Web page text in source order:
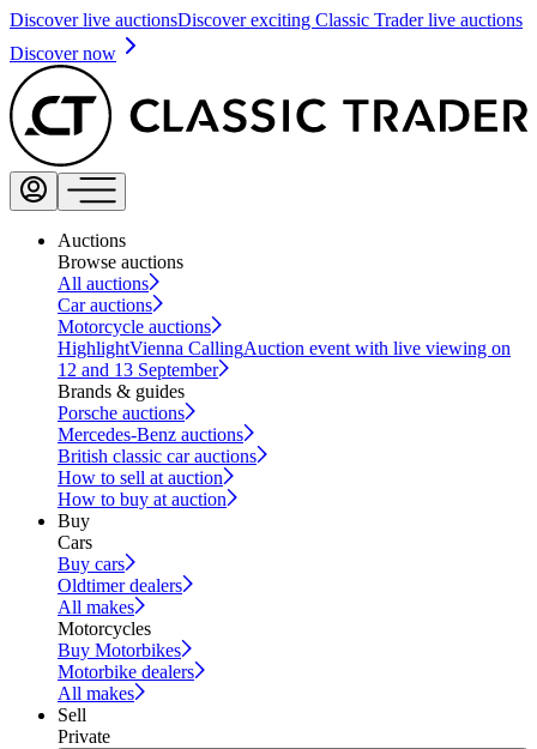
Discover live auctionsDiscover exciting Classic Trader live auctions
Discover now
Auctions
Browse auctions
All auctions
Car auctions
Motorcycle auctions
HighlightVienna CallingAuction event with live viewing on
12 and 13 September
Brands & guides
Porsche auctions
Mercedes-Benz auctions
British classic car auctions
How to sell at auction
How to buy at auction
Buy
Cars
Buy cars
Oldtimer dealers
All makes
Motorcycles
Buy Motorbikes
Motorbike dealers
All makes
Sell
Private